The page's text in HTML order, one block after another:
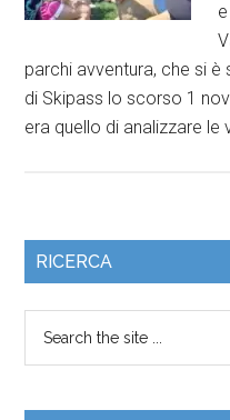
parchi avventura, che si
di Skipass lo scorso 1
era quello di analizzare le
RICERCA